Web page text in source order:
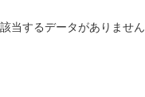
該当するデータがありません